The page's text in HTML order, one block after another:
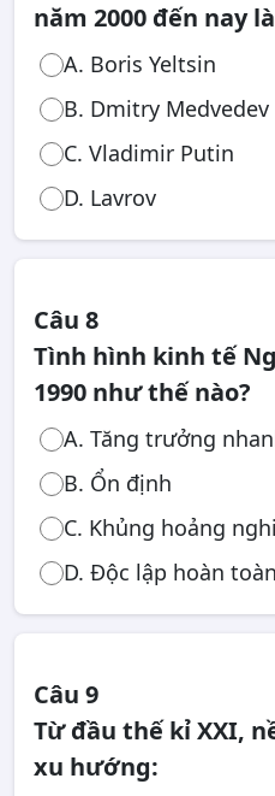
năm 2000 đến nay
A. Boris Yeltsin
B. Dmitry Medvedev
C. Vladimir Putin
D. Lavrov
Câu 8
Tình hình kinh tế
1990 như thế nào?
A. Tăng trưởng
B. Ổn định
C. Khủng hoảng
D. Độc lập hoàn toàn
Câu 9
Từ đầu thế kỉ XXI,
xu hướng: